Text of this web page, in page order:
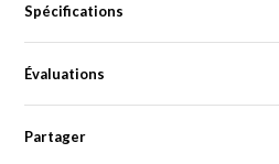
Spécifications
Évaluations
Partager